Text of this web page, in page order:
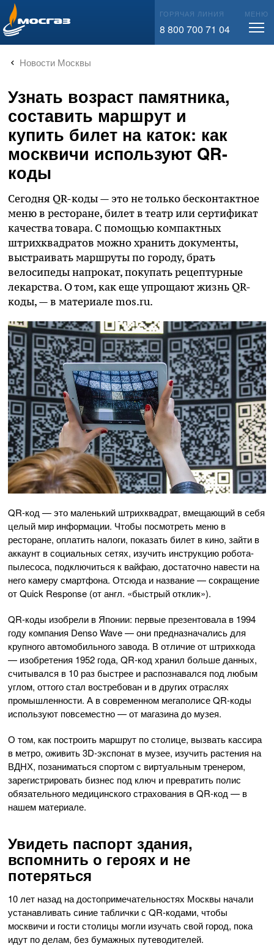
info@mos-gaz.ru ГОРЯЧАЯ ЛИНИЯ
8 800 700 71 04
МЕНЮ
Новости Москвы
Узнать возраст памятника,
составить маршрут и
купить билет на каток: как
москвичи используют QR-
коды
Сегодня QR-коды — это не только бесконтактное
меню в ресторане, билет в театр или сертификат
качества товара. С помощью компактных
штрихквадратов можно хранить документы,
выстраивать маршруты по городу, брать
велосипеды напрокат, покупать рецептурные
лекарства. О том, как еще упрощают жизнь QR-
коды, — в материале mos.ru.
QR-код — это маленький штрихквадрат, вмещающий в себя
целый мир информации. Чтобы посмотреть меню в
ресторане, оплатить налоги, показать билет в кино, зайти в
аккаунт в социальных сетях, изучить инструкцию робота-
пылесоса, подключиться к вайфаю, достаточно навести на
него камеру смартфона. Отсюда и название — сокращение
от Quick Response (от англ. «быстрый отклик»).
QR-коды изобрели в Японии: первые презентовала в 1994
году компания Denso Wave — они предназначались для
крупного автомобильного завода. В отличие от штрихкода
— изобретения 1952 года, QR-код хранил больше данных,
считывался в 10 раз быстрее и распознавался под любым
углом, оттого стал востребован и в других отраслях
промышленности. А в современном мегаполисе QR-коды
используют повсеместно — от магазина до музея.
О том, как построить маршрут по столице, вызвать кассира
в метро, оживить 3D-экспонат в музее, изучить растения на
ВДНХ, позаниматься спортом с виртуальным тренером,
зарегистрировать бизнес под ключ и превратить полис
обязательного медицинского страхования в QR-код — в
нашем материале.
Увидеть паспорт здания,
вспомнить о героях и не
потеряться
10 лет назад на достопримечательностях Москвы начали
устанавливать синие таблички с QR-кодами, чтобы
москвичи и гости столицы могли изучать свой город, пока
идут по делам, без бумажных путеводителей.